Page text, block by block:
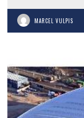
MARCEL VULPIS